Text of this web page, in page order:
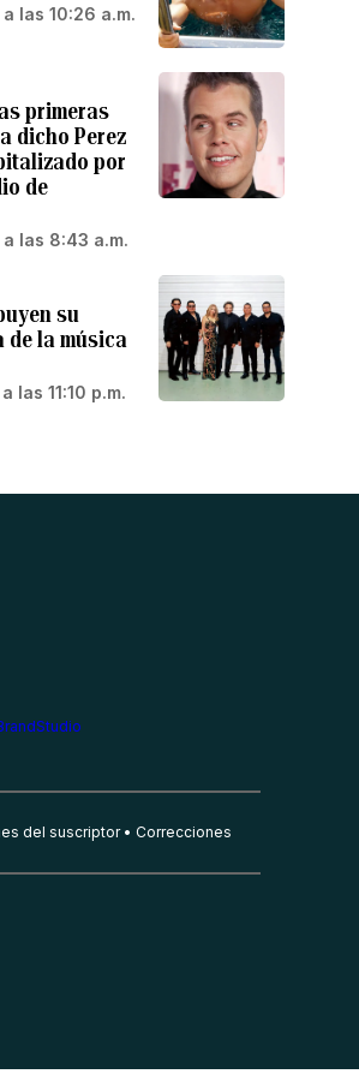
las 10:26 a.m.
primeras
dicho Perez
por
de
las 8:43 a.m.
su
de la música
las 11:10 p.m.
del suscriptor Correcciones